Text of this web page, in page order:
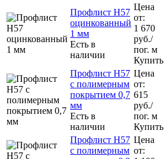
Профлист Н57
оцинкованный
1 мм
Есть в
наличии
Цена
от:
1 670
руб./
пог. м
Купить
Профлист Н57
с полимерным
покрытием 0,7
мм
Есть в
наличии
Цена
от:
615
руб./
пог. м
Купить
Профлист Н57
с полимерным
Цена
от: